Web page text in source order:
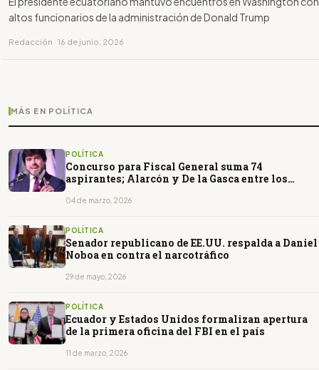
altos funcionarios de la administración de Donald Trump
Redacción · 16 de junio, 2026
MÁS EN POLÍTICA
POLÍTICA
Concurso para Fiscal General suma 74
aspirantes; Alarcón y De la Gasca entre los
04 de marzo, 2026
POLÍTICA
Senador republicano de EE.UU. respalda a Daniel
Noboa en contra el narcotráfico
29 de mayo, 2026
POLÍTICA
Ecuador y Estados Unidos formalizan apertura
de la primera oficina del FBI en el país
11 de marzo, 2026